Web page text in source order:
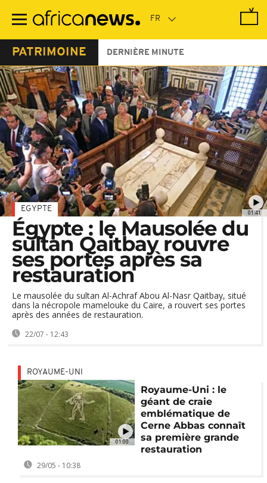
contenu
PATRIMOINE DERNIÈRE MINUTE
01:41
EGYPTE
Égypte : le Mausolée du
sultan Qaitbay rouvre
ses portes après sa
restauration
Le mausolée du sultan Al-Achraf Abou Al-Nasr Qaitbay, situé
dans la nécropole mamelouke du Caire, a rouvert ses portes
après des années de restauration.
22/07 - 12:43
01:00
ROYAUME-UNI
Royaume-Uni : le
géant de craie
emblématique de
Cerne Abbas connaît
sa première grande
restauration
29/05 - 10:38